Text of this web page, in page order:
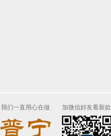
我们一直用心在做 加微信好友看新款